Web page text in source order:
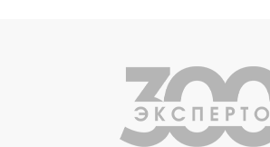
заявлением, что сделала
операцию в момент